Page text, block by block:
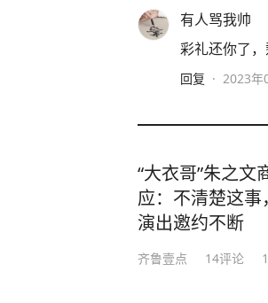
有人骂我帅
彩礼还你了
回复 · 2023年
“大衣哥”朱之
应：不清楚这
演出邀约不断
齐鲁壹点 14评论